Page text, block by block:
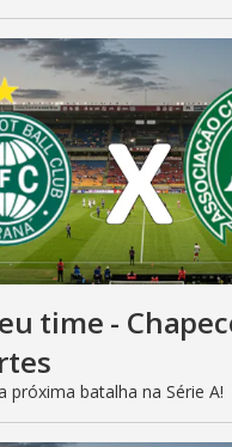
time -
próxima batalha na Série A!